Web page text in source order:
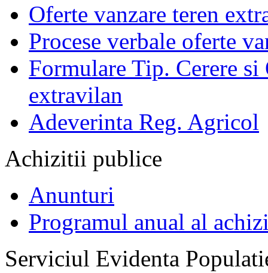
Oferte vanzare teren
Procese verbale oferte
Formulare Tip. Cerere si
extravilan
Adeverinta Reg. Agricol
Achizitii publice
Anunturi
Programul anual al
Serviciul Evidenta